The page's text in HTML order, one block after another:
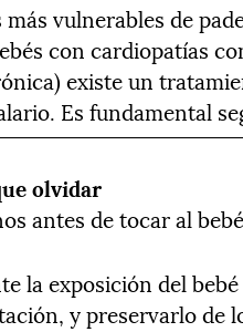
más vulnerables de
con cardiopatías
existe un
Es fundamental
olvidar
antes de tocar al
la exposición del
y preservarlo de